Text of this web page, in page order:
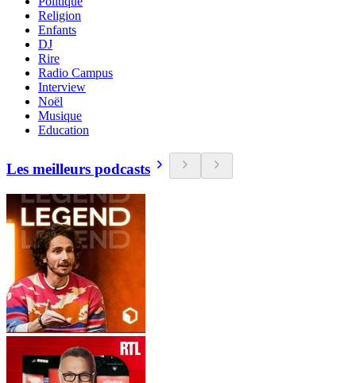
Religion
Enfants
DJ
Rire
Radio Campus
Interview
Noël
Musique
Education
Les meilleurs podcasts